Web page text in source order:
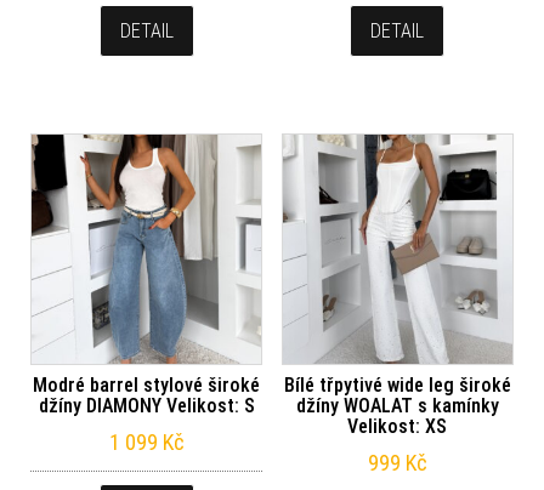
DETAIL DETAIL
Modré barrel stylové široké
džíny DIAMONY Velikost: S
1 099 Kč
Bílé třpytivé wide leg široké
džíny WOALAT s kamínky
Velikost: XS
999 Kč